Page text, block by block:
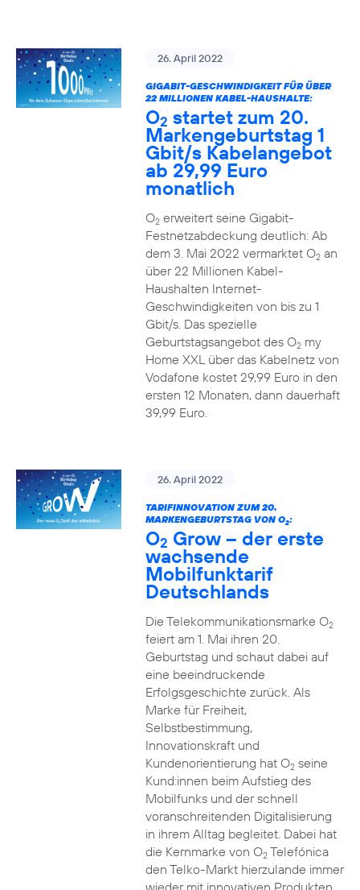
26. April 2022
GIGABIT-GESCHWINDIGKEIT FÜR ÜBER
22 MILLIONEN KABEL-HAUSHALTE:
O2 startet zum 20.
Markengeburtstag 1
Gbit/s Kabelangebot
ab 29,99 Euro
monatlich
O2erweitert seine Gigabit-
Festnetzabdeckung deutlich: Ab
dem 3. Mai 2022 vermarktet O2an
über 22 Millionen Kabel-
Haushalten Internet-
Geschwindigkeiten von bis zu 1
Gbit/s. Das spezielle
Geburtstagsangebot des O2my
Home XXL über das Kabelnetz von
Vodafone kostet 29,99 Euro in den
ersten 12 Monaten, dann dauerhaft
39,99 Euro.
26. April 2022
TARIFINNOVATION ZUM 20.
MARKENGEBURTSTAG VON O2:
O2 Grow – der erste
wachsende
Mobilfunktarif
Deutschlands
Die Telekommunikationsmarke O2
feiert am 1. Mai ihren 20.
Geburtstag und schaut dabei auf
eine beeindruckende
Erfolgsgeschichte zurück. Als
Marke für Freiheit,
Selbstbestimmung,
Innovationskraft und
Kundenorientierung hat O2seine
Kund:innen beim Aufstieg des
Mobilfunks und der schnell
voranschreitenden Digitalisierung
in ihrem Alltag begleitet. Dabei hat
die Kernmarke von O2Telefónica
den Telko-Markt hierzulande immer
wieder mit innovativen Produkten